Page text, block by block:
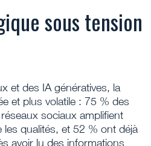
sous tension
et des IA génératives, la
et plus volatile : 75 % des
sociaux amplifient
qualités, et 52 % ont déjà
avoir lu des informations